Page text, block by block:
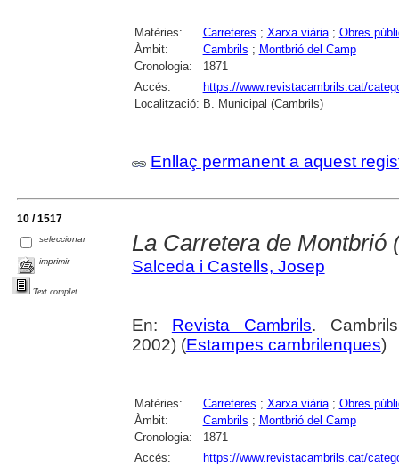
Matèries: Carreteres ; Xarxa viària; Obres
Àmbit:
Cambrils ; Montbrió del Camp
Cronologia:
1871
Accés:
https://www.revistacambrils.cat/
Localització: B. Municipal (Cambrils)
Enllaç permanent a aquest
10 / 1517
seleccionar
imprimir
Text complet
La Carretera de Montbrió
Salceda i Castells, Josep
En: Revista Cambrils.
2002) (Estampes cambrilenques)
Matèries: Carreteres ; Xarxa viària; Obres
Àmbit:
Cambrils ; Montbrió del Camp
Cronologia:
1871
Accés:
https://www.revistacambrils.cat/